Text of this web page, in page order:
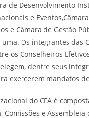
de Desenvolvimento
e
e Câmara de Gestão
uma. Os integrantes das
os Conselheiros
dentre seus
exercerem mandatos
do CFA é
Comissões e Assembleia